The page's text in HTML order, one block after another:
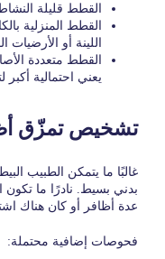
القطط قليلة
القطط المنزلية
اللينة أو الأرضيات
يعني احتمالية أكبر
تشخيص تمزّق
غالبًا ما يتمكن الطبيب
بدني بسيط. نادرًا ما تكون
عدة أظافر أو كان هناك
فحوصات إضافية محتملة: